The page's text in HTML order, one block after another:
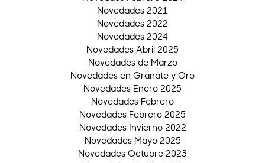
Novedades 2021
Novedades 2022
Novedades 2024
Novedades Abril 2025
Novedades de Marzo
Novedades en Granate y Oro
Novedades Enero 2025
Novedades Febrero
Novedades Febrero 2025
Novedades Invierno 2022
Novedades Mayo 2025
Novedades Octubre 2023